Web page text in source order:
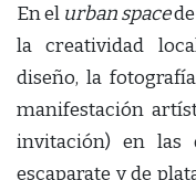
En el urban space
la creatividad
diseño, la
manifestación
invitación) en las
escaparate y de